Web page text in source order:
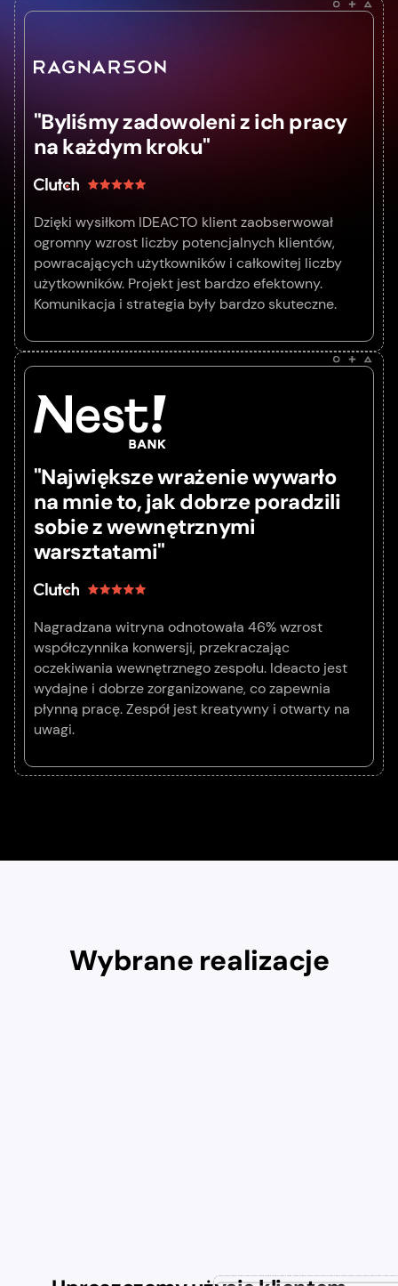
"Byliśmy zadowoleni z ich pracy
na każdym kroku"
Dzięki wysiłkom IDEACTO klient zaobserwował
ogromny wzrost liczby potencjalnych klientów,
powracających użytkowników i całkowitej liczby
użytkowników. Projekt jest bardzo efektowny.
Komunikacja i strategia były bardzo skuteczne.
"Największe wrażenie wywarło
na mnie to, jak dobrze poradzili
sobie z wewnętrznymi
warsztatami"
Nagradzana witryna odnotowała 46% wzrost
współczynnika konwersji, przekraczając
oczekiwania wewnętrznego zespołu. Ideacto jest
wydajne i dobrze zorganizowane, co zapewnia
płynną pracę. Zespół jest kreatywny i otwarty na
uwagi.
Wybrane realizacje